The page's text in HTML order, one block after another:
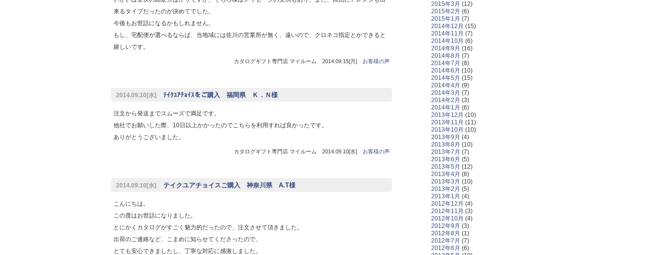
来るタイプだったのが決めてでした。
今後もお世話になるかもしれません。
もし、宅配便が選べるならば、当地域には佐川の営業所が無く、遠いので、クロネコ指定とかできると
嬉しいです。
カタログギフト専門店 マイルーム 2014.09.15[月] お客様の声
2014.09.10[水] ﾃｲｸﾕｱﾁｮｲｽをご購入 福岡県 Ｋ．Ｎ様
注文から発送までスムーズで満足です。
他社でお願いした際、10日以上かかったのでこちらを利用すれば良かったです。
ありがとうございました。
カタログギフト専門店 マイルーム 2014.09.10[水] お客様の声
2014.09.10[水] テイクユアチョイスご購入 神奈川県 A.T様
こんにちは。
この度はお世話になりました。
とにかくカタログがすごく魅力的だったので、注文させて頂きました。
出荷のご連絡など、こまめに知らせてくださったので、
とても安心できましたし、丁寧な対応に感激しました。
2015年3月 (12)
2015年2月 (6)
2015年1月 (7)
2014年12月 (15)
2014年11月 (7)
2014年10月 (6)
2014年9月 (16)
2014年8月 (7)
2014年7月 (8)
2014年6月 (10)
2014年5月 (15)
2014年4月 (9)
2014年3月 (7)
2014年2月 (3)
2014年1月 (6)
2013年12月 (10)
2013年11月 (11)
2013年10月 (10)
2013年9月 (4)
2013年8月 (10)
2013年7月 (7)
2013年6月 (5)
2013年5月 (12)
2013年4月 (8)
2013年3月 (10)
2013年2月 (5)
2013年1月 (4)
2012年12月 (4)
2012年11月 (3)
2012年10月 (4)
2012年9月 (3)
2012年8月 (1)
2012年7月 (7)
2012年6月 (6)